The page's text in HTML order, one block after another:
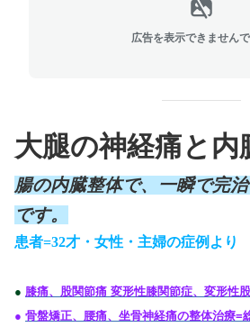
広告を表示できません
大腿の神経痛と内
腸の内臓整体で、一瞬で完
です。
患者=32才・女性・主婦の症例より
● 膝痛、股関節痛 変形性膝関節症、変形性
● 骨盤矯正、腰痛、坐骨神経痛の整体治療=